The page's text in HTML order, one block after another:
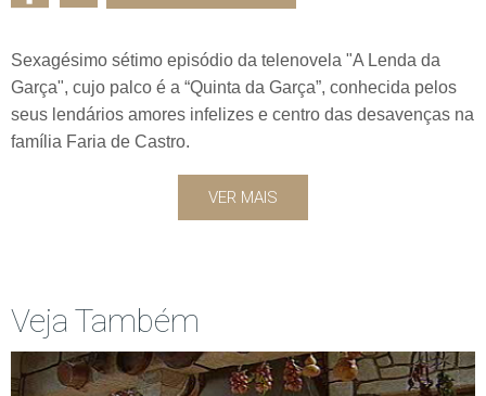
Sexagésimo sétimo episódio da telenovela "A Lenda da
Garça", cujo palco é a “Quinta da Garça”, conhecida pelos
seus lendários amores infelizes e centro das desavenças na
família Faria de Castro.
VER MAIS
Veja Também